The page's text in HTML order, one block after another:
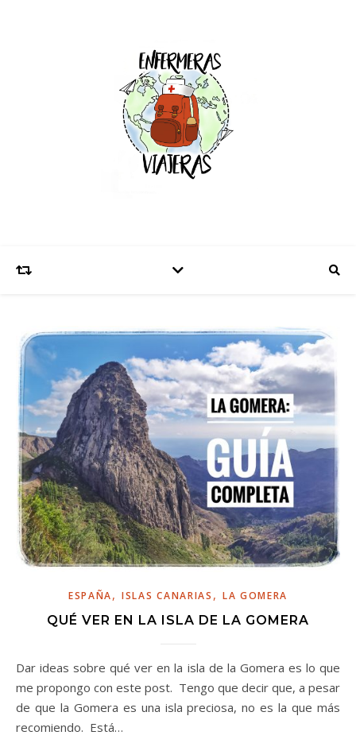
ESPAÑA,ISLAS CANARIAS , LA GOMERA
QUÉ VER EN LA ISLA DE LA GOMERA
Dar ideas sobre qué ver en la isla de la Gomera es lo que
me propongo con este post. Tengo que decir que, a pesar
de que la Gomera es una isla preciosa, no es la que más
recomiendo. Está…